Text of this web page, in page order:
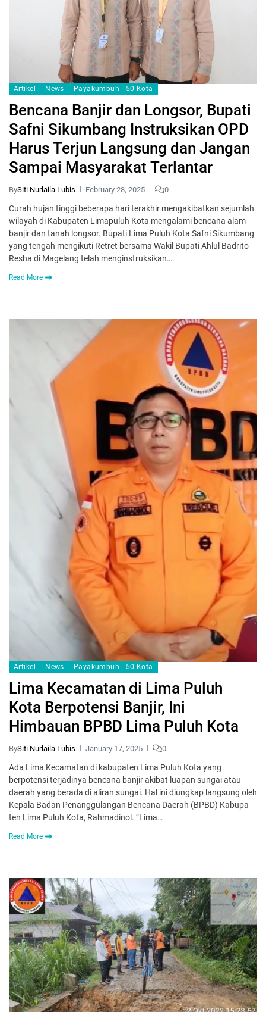
Artikel News Payakumbuh - 50 Kota
Bencana Banjir dan Longsor, Bupati
Safni Sikumbang Instruksikan OPD
Harus Terjun Langsung dan Jangan
Sampai Masyarakat Terlantar
BySiti Nurlaila Lubis February 28, 2025 0
Curah hujan tinggi beberapa hari terakhir mengakibatkan sejumlah
wilayah di Kabupaten Limapuluh Kota mengalami bencana alam
banjir dan tanah longsor. Bupati Lima Puluh Kota Safni Sikumbang
yang tengah mengikuti Retret bersama Wakil Bupati Ahlul Badrito
Resha di Magelang telah menginstruksikan…
Read More
Artikel News Payakumbuh - 50 Kota
Lima Kecamatan di Lima Puluh
Kota Berpotensi Banjir, Ini
Himbauan BPBD Lima Puluh Kota
BySiti Nurlaila Lubis January 17, 2025 0
Ada Lima Kecamatan di kabupaten Lima Puluh Kota yang
berpotensi terjadinya bencana banjir akibat luapan sungai atau
daerah yang berada di aliran sungai. Hal ini diungkap langsung oleh
Kepala Badan Penanggulangan Bencana Daerah (BPBD) Kabupa­
ten Lima Puluh Kota, Rahmadinol. “Lima…
Read More